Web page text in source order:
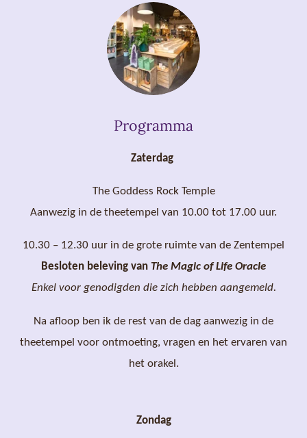
Programma
Zaterdag
The Goddess Rock Temple
Aanwezig in de theetempel van 10.00 tot 17.00 uur.
10.30 – 12.30 uur in de grote ruimte van de Zentempel
Besloten beleving van The Magic of Life Oracle
Enkel voor genodigden die zich hebben aangemeld.
Na afloop ben ik de rest van de dag aanwezig in de
theetempel voor ontmoeting, vragen en het ervaren van
het orakel.
Zondag